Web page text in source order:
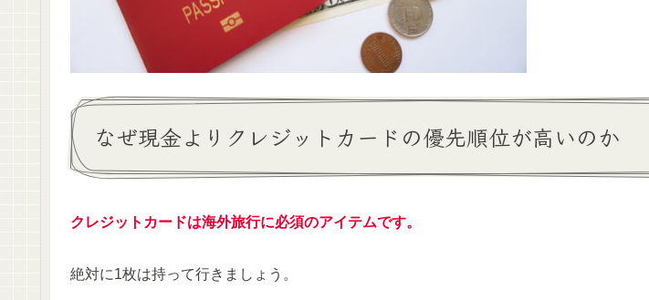
なぜ現金よりクレジットカードの優先順位が高いのか
クレジットカードは海外旅行に必須のアイテムです。
絶対に1枚は持って行きましょう。